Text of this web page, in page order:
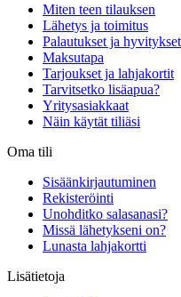
Miten teen tilauksen
Lähetys ja toimitus
Palautukset ja hyvitykset
Maksutapa
Tarjoukset ja lahjakortit
Tarvitsetko lisäapua?
Yritysasiakkaat
Näin käytät tiliäsi
Oma tili
Sisäänkirjautuminen
Rekisteröinti
Unohditko salasanasi?
Missä lähetykseni on?
Lunasta lahjakortti
Lisätietoja